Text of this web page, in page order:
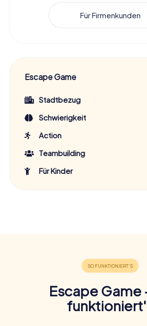
Für Firmenkunden
Escape Game
Stadtbezug
Schwierigkeit
Action
Teambuilding
Für Kinder
Escape Game